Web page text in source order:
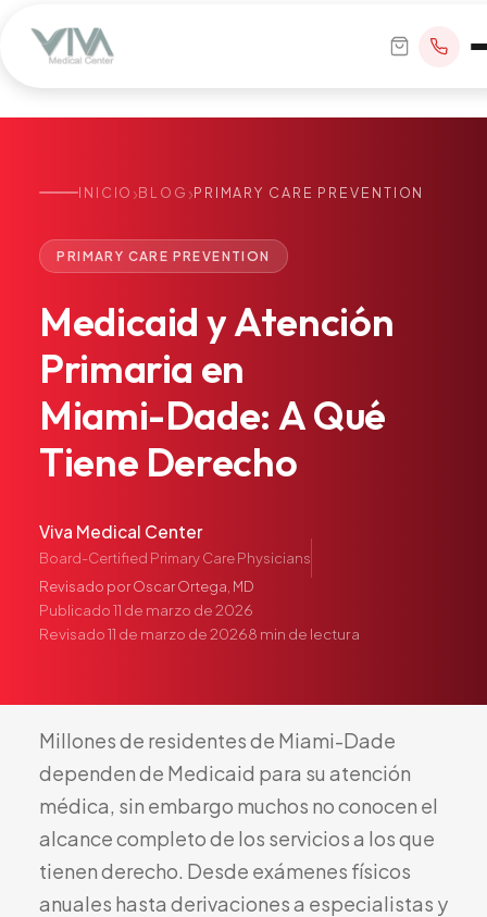
Atención Primaria
Atención el Mismo Día
Medicina Interna
Psiquiatría
Telemedicina
Salud del Adolescente
Tratamiento Hormonal
Medicina Concierge
Terapia IV
Pérdida de Peso
Terapia con Péptidos
Inyecciones Articulares
Escleroterapia
RESERVAR CITA
+1 305 209 0001
office@vivamedicalcenter.com
Lun–Vie 8:30AM–4:30PM · Sáb con cita
INICIO ›BLOG ›PRIMARY CARE PREVENTION
PRIMARY CARE PREVENTION
Medicaid yAtención
Primaria en
Miami-Dade: AQué
Tiene Derecho
Viva Medical Center
Board-Certified Primary Care Physicians
Revisado porOscar Ortega, MD
Publicado11 de marzo de 2026
Revisado11 de marzo de 20268 min de lectura
Millonesde residentesde Miami-Dade
dependende Medicaid para su atención
médica, sin embargo muchos noconocen el
alcancecompletode los serviciosa losque
tienenderecho. Desde exámenes físicos
anuales hasta derivacionesa especialistas y